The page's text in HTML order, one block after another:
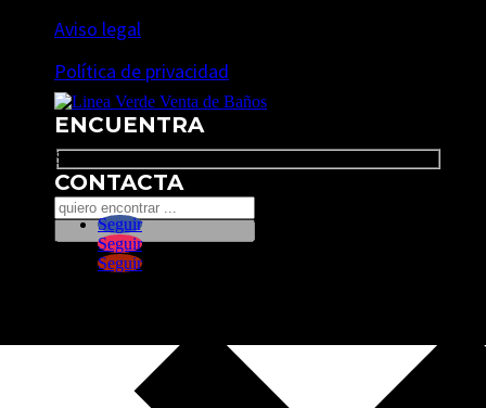
Aviso legal
Política de privacidad
ENCUENTRA
Search
CONTACTA
Seguir
Seguir
Seguir